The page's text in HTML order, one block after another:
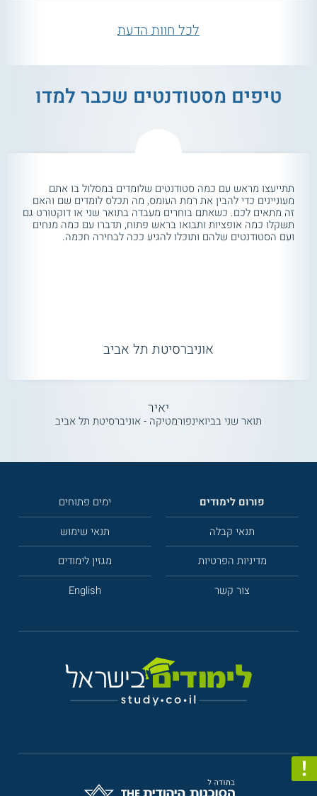
לכל חוות הדעת
טיפים מסטודנטים שכבר למדו
תתייעצו מראש עם כמה סטודנטים שלומדים במסלול בו אתם
מעוניינים כדי להבין את רמת העומס, מה תכלס לומדים שם והאם
זה מתאים לכם. כשאתם בוחרים מעבדה בתואר שני או דוקטורט גם
תשקלו כמה אופציות ותבואו בראש פתוח, תדברו עם כמה מנחים
ועם הסטודנטים שלהם ותוכלו להגיע ככה לבחירה חכמה.
אוניברסיטת תל אביב
יאיר
תואר שני בביואינפורמטיקה - אוניברסיטת תל אביב
פורום לימודים
ימים פתוחים
תנאי קבלה
תנאי שימוש
מדיניות הפרטיות
מגזין לימודים
צור קשר
English